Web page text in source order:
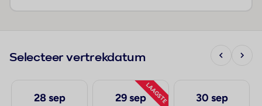
Selecteer vertrekdatum
28 sep LAAGSTE
29 sep 30 sep